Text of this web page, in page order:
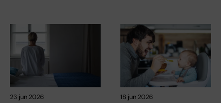
23 jun 2026 18 jun 2026